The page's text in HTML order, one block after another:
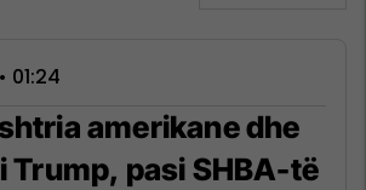
01:24
amerikane dhe
Trump, pasi SHBA-të